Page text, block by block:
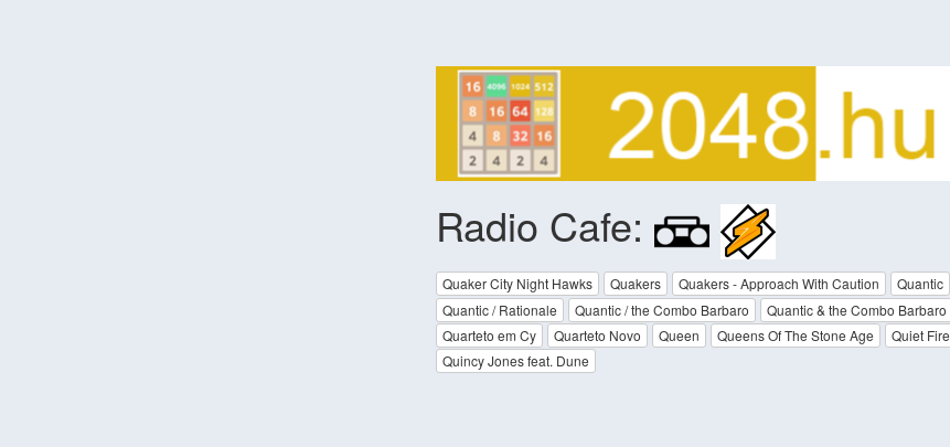
Radio Cafe:
Quaker City Night Hawks Quakers Quakers - Approach With Caution Quantic
Quantic / Rationale
Quantic / the Combo Barbaro Quantic & the Combo Barbaro
Quarteto em Cy
Quarteto Novo Queen Queens Of The Stone Age Quiet Fire
Quincy Jones feat. Dune